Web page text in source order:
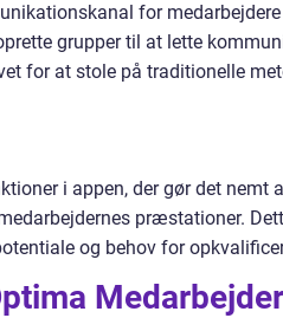
for
grupper til at lette
for at stole på traditionelle
i appen, der gør det nemt
præstationer.
og behov for